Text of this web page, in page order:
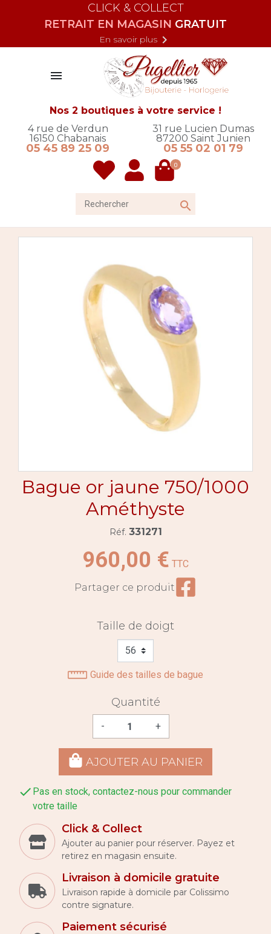
CLICK & COLLECT
RETRAIT EN MAGASIN GRATUIT
En savoir plus 

Nos 2 boutiques à votre service !
4 rue de Verdun
16150 Chabanais
05 45 89 25 09
31 rue Lucien Dumas
87200 Saint Junien
05 55 02 01 79
0

Rechercher
Bague or jaune 750/1000
Améthyste
Réf. 331271
960,00 € TTC
Partager ce produit
Taille de doigt
Guide des tailles de bague
Quantité
- +
AJOUTER AU PANIER
 Pas en stock, contactez-nous pour commander
votre taille
Click & Collect
Ajouter au panier pour réserver. Payez et
retirez en magasin ensuite.
Livraison à domicile gratuite
Livraison rapide à domicile par Colissimo
contre signature.
Paiement sécurisé